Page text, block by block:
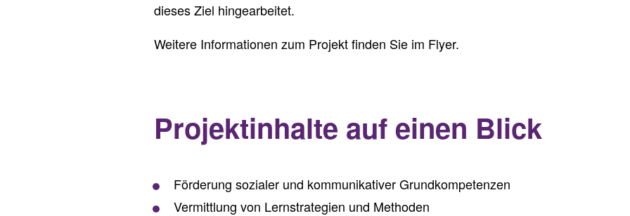
dieses Ziel hingearbeitet.
Weitere Informationen zum Projekt finden Sie im Flyer.
Projektinhalte auf einen Blick
Förderung sozialer und kommunikativer Grundkompetenzen
Vermittlung von Lernstrategien und Methoden